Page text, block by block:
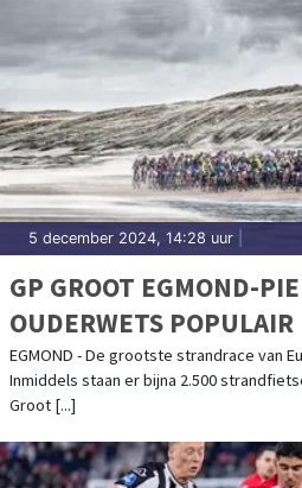
5 december 2024, 14:28 uur
GP GROOT EGMOND-
OUDERWETS POPULAIR
EGMOND - De grootste strandrace van
Inmiddels staan er bijna 2.500
Groot [...]